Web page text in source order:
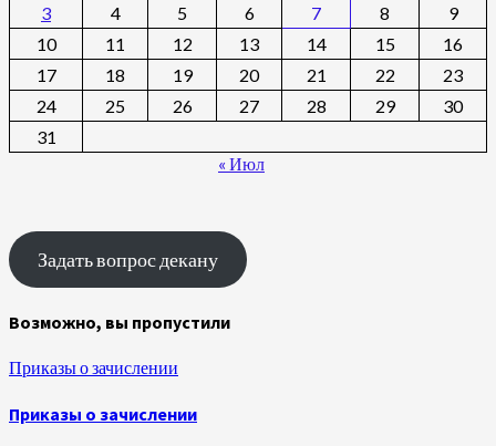
3
4 5 6 7 8
9
10
11 12 13 14 15
16
17
18 19 20 21 22
23
24
25 26 27 28 29
30
31
« Июл
Задать вопрос декану
Возможно, вы пропустили
Приказы о зачислении
Приказы о зачислении